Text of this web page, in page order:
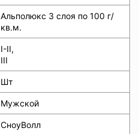
Альполюкс 3 слоя по 100 г/
кв.м.
I-II,
III
Шт
Мужской
СноуВолл